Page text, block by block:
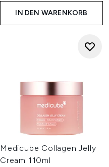
IN DEN WARENKORB
Medicube Collagen Jelly
Cream 110ml